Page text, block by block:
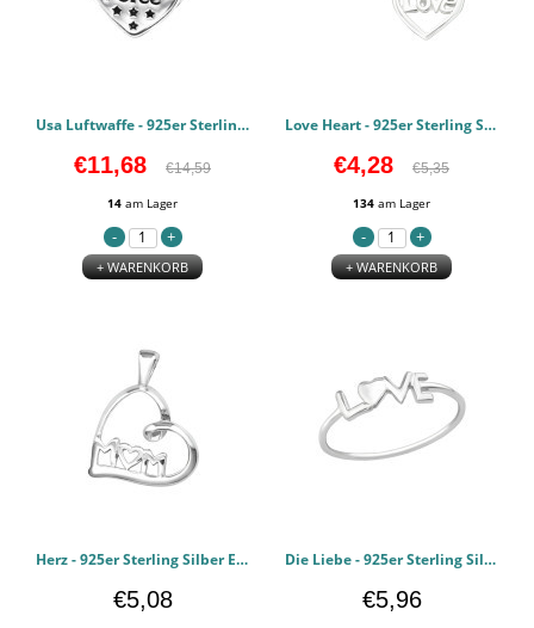
Usa Luftwaffe - 925er Sterling Silber Schlichte Beads PCJW28297
€11,68 €14,59
14 am Lager
+ WARENKORB
Love Heart - 925er Sterling Silber Einfache Ohrstecker PCJW22293
€4,28 €5,35
134 am Lager
+ WARENKORB
Herz - 925er Sterling Silber Einfaches Anhänger PCJW22050
€5,08
Die Liebe - 925er Sterling Silber Einfache Ringe PCJW20774
€5,96